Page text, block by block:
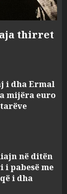
thirret
i dha Ermal
mijëra euro
në ditën
i pabesë me
i dha
u vodhën